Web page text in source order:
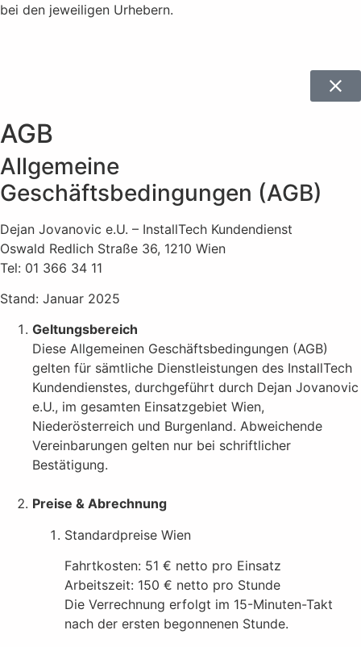
bei den jeweiligen Urhebern.
AGB
Allgemeine
Geschäftsbedingungen (AGB)
Dejan Jovanovic e.U. – InstallTech Kundendienst
Oswald Redlich Straße 36, 1210 Wien
Tel: 01 366 34 11
Stand: Januar 2025
Geltungsbereich
Diese Allgemeinen Geschäftsbedingungen (AGB)
gelten für sämtliche Dienstleistungen des InstallTech
Kundendienstes, durchgeführt durch Dejan Jovanovic
e.U., im gesamten Einsatzgebiet Wien,
Niederösterreich und Burgenland. Abweichende
Vereinbarungen gelten nur bei schriftlicher
Bestätigung.
Preise & Abrechnung
Standardpreise Wien
Fahrtkosten: 51 € netto pro Einsatz
Arbeitszeit: 150 € netto pro Stunde
Die Verrechnung erfolgt im 15-Minuten-Takt
nach der ersten begonnenen Stunde.